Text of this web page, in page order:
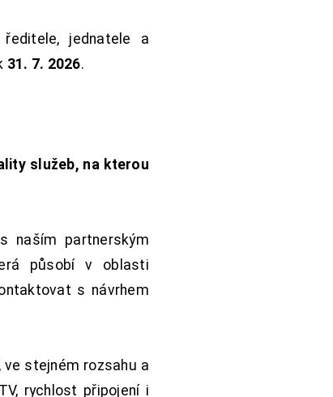
jednatele a
31. 7. 2026.
služeb, na kterou
naším partnerským
působí v oblasti
s návrhem
ve stejném rozsahu a
rychlost připojení i